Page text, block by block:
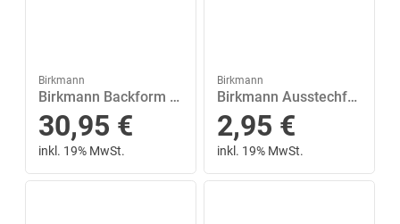
Birkmann
Birkmann Backform »Zimtsternchen Little Christmas Edition«
30,95 €
inkl. 19% MwSt.
Birkmann
Birkmann Ausstechform »Lebkuchenform Herz 9 cm«, Edelstahl
2,95 €
inkl. 19% MwSt.